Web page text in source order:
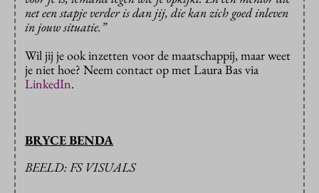
net een stapje verder is dan jij, die kan zich goed inleven
in jouw situatie.”
Wil jij je ook inzetten voor de maatschappij, maar weet
je niet hoe? Neem contact op met Laura Bas via
LinkedIn.
BRYCE BENDA
BEELD: FS VISUALS